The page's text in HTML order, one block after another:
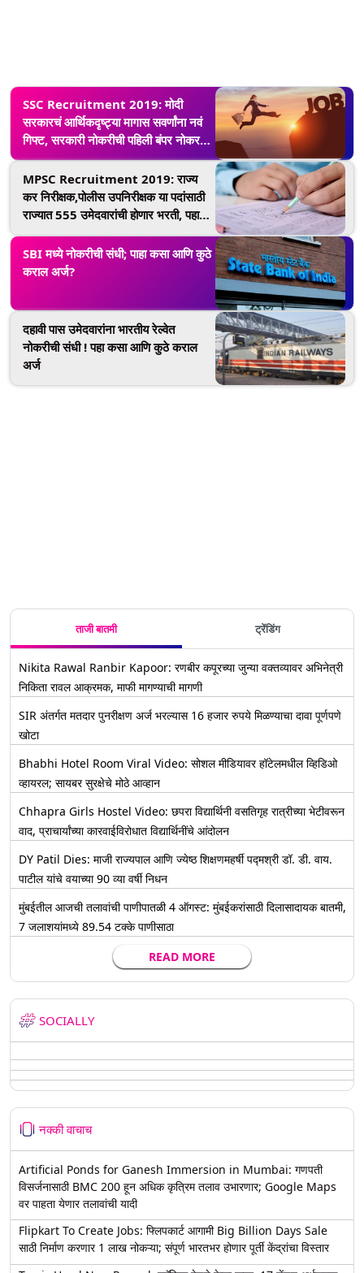
SSC Recruitment 2019: मोदी
सरकारचं आर्थिकदृष्ट्या मागास सवर्णांना नवं
गिफ्ट, सरकारी नोकरीची पहिली बंपर नोकर
भरती जाहीर, 25 फेब्रुवारी पर्यंत करू शकता
अर्ज
MPSC Recruitment 2019: राज्य
कर निरीक्षक,पोलीस उपनिरीक्षक या पदांसाठी
राज्यात 555 उमेदवारांची होणार भरती, पहा
कुठे, कसा आणि कधी पर्यंत करू शकाल अर्ज?
SBI मध्ये नोकरीची संधी; पाहा कसा आणि कुठे
कराल अर्ज?
दहावी पास उमेदवारांना भारतीय रेल्वेत
नोकरीची संधी ! पहा कसा आणि कुठे कराल
अर्ज
ताजी बातमी ट्रेंडिंग
Nikita Rawal Ranbir Kapoor: रणबीर कपूरच्या जुन्या वक्तव्यावर अभिनेत्री
निकिता रावल आक्रमक, माफी मागण्याची मागणी
SIR अंतर्गत मतदार पुनरीक्षण अर्ज भरल्यास 16 हजार रुपये मिळण्याचा दावा पूर्णपणे
खोटा
Bhabhi Hotel Room Viral Video: सोशल मीडियावर हॉटेलमधील व्हिडिओ
व्हायरल; सायबर सुरक्षेचे मोठे आव्हान
Chhapra Girls Hostel Video: छपरा विद्यार्थिनी वसतिगृह रात्रीच्या भेटीवरून
वाद, प्राचार्यांच्या कारवाईविरोधात विद्यार्थिनींचे आंदोलन
DY Patil Dies: माजी राज्यपाल आणि ज्येष्ठ शिक्षणमहर्षी पद्मश्री डॉ. डी. वाय.
पाटील यांचे वयाच्या 90 व्या वर्षी निधन
मुंबईतील आजची तलावांची पाणीपातळी 4 ऑगस्ट: मुंबईकरांसाठी दिलासादायक बातमी,
7 जलाशयांमध्ये 89.54 टक्के पाणीसाठा
READ MORE
SOCIALLY
नक्की वाचाच
Artificial Ponds for Ganesh Immersion in Mumbai: गणपती
विसर्जनासाठी BMC 200 हून अधिक कृत्रिम तलाव उभारणार; Google Maps
वर पाहता येणार तलावांची यादी
Flipkart To Create Jobs: फ्लिपकार्ट आगामी Big Billion Days Sale
साठी निर्माण करणार 1 लाख नोकऱ्या; संपूर्ण भारतभर होणार पूर्ती केंद्रांचा विस्तार